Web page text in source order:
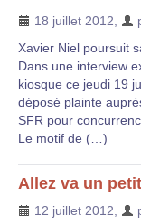
18 juillet 2012
Xavier Niel poursuit
Dans une interview
kiosque ce jeudi 19
déposé plainte
SFR pour
Le motif de (…)
Allez va un
12 juillet 2012